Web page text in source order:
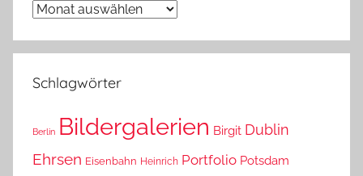
Wann
das?
Schlagwörter
Berlin Bildergalerien Birgit Dublin
Ehrsen Eisenbahn Heinrich Portfolio Potsdam